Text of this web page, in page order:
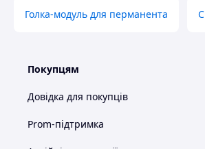
Голка-модуль для перманента
Покупцям
Довідка для покупців
Prom-підтримка